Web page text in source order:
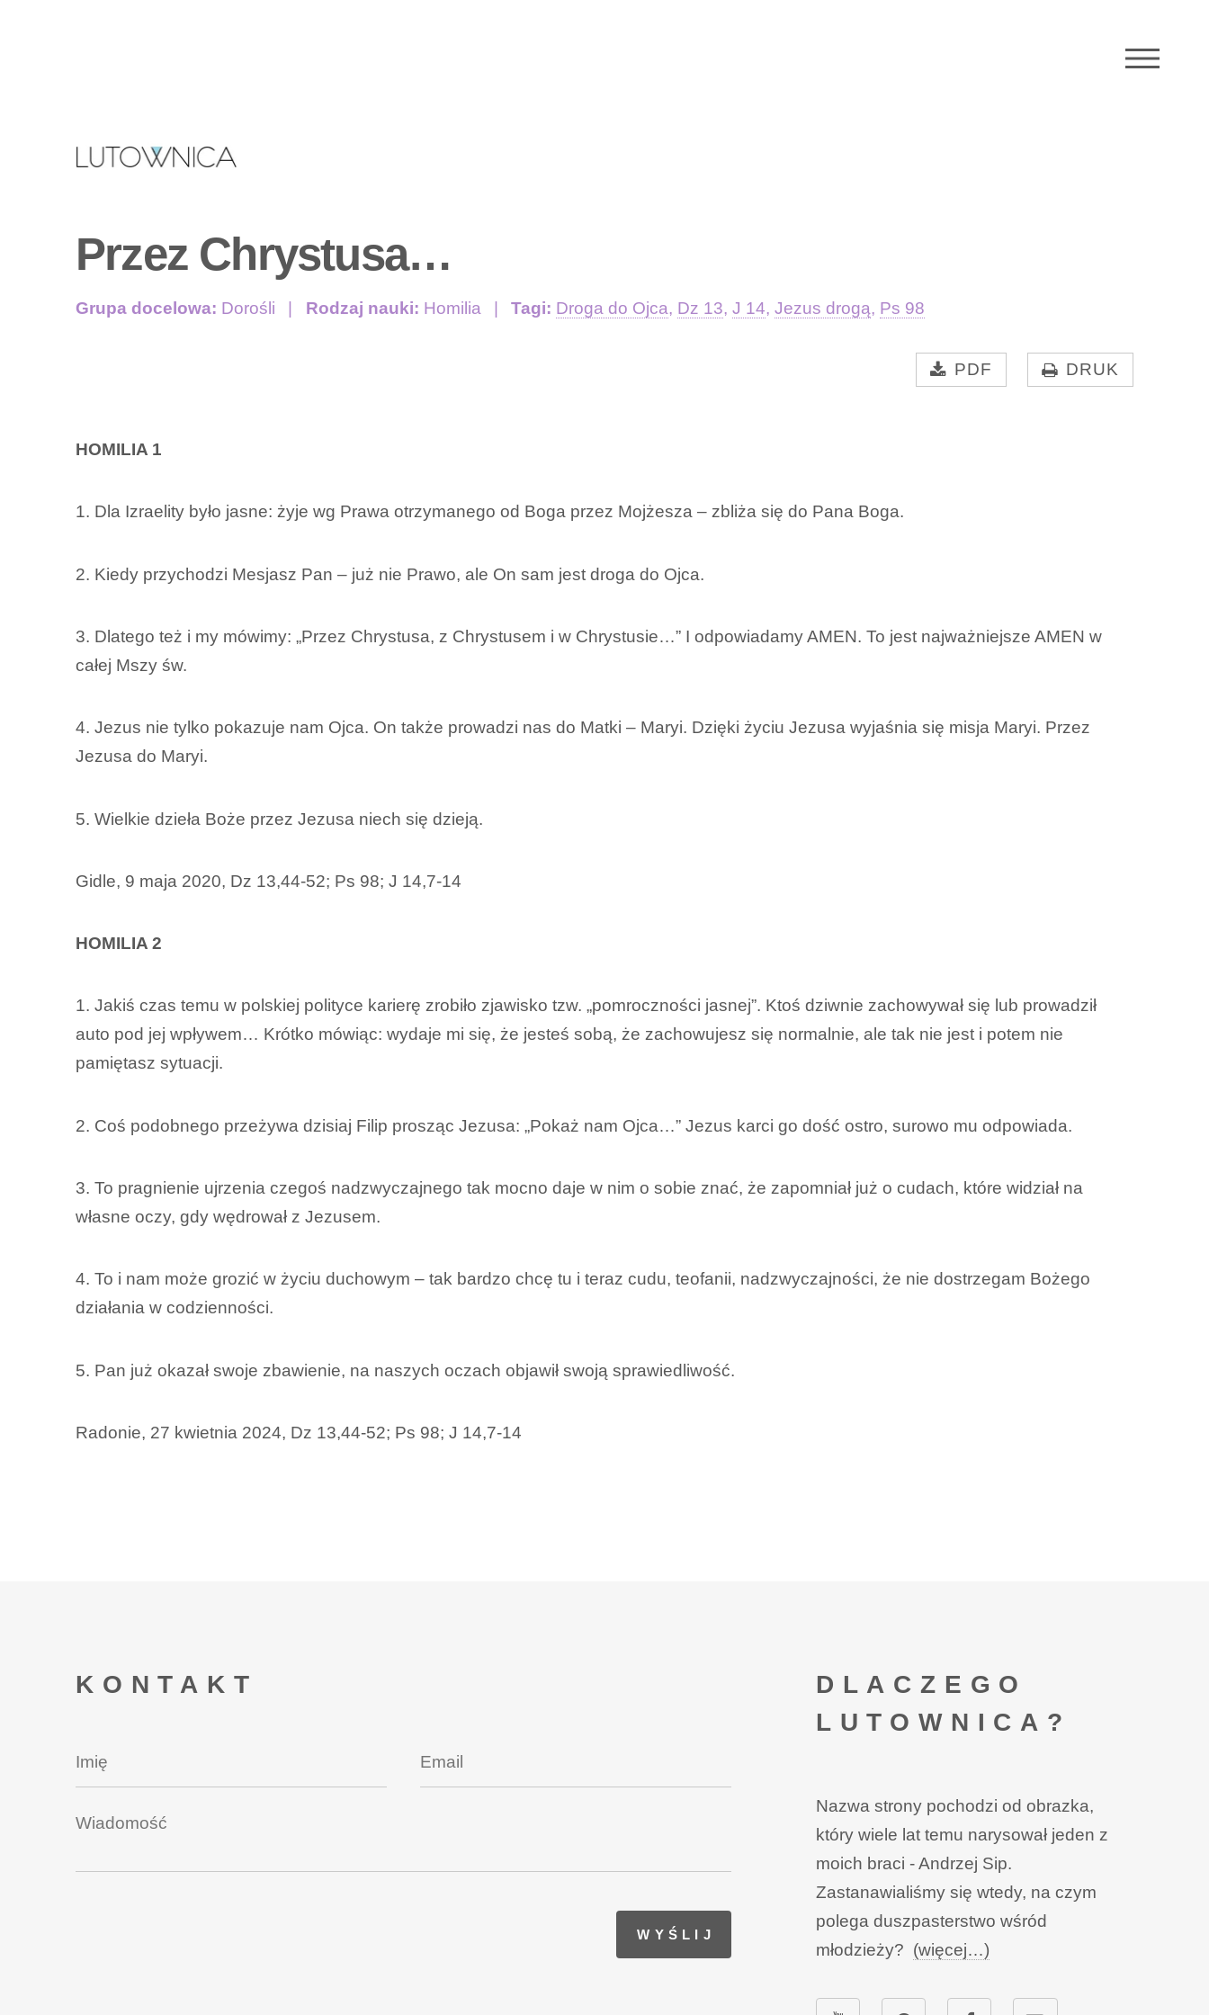
Przez Chrystusa…
Grupa docelowa: Dorośli Rodzaj nauki: Homilia Tagi: Droga do Ojca, Dz 13,J 14,Jezus drogą, Ps 98
PDF DRUK
HOMILIA 1
1. Dla Izraelity było jasne: żyje wg Prawa otrzymanego od Boga przez Mojżesza – zbliża się do Pana Boga.
2. Kiedy przychodzi Mesjasz Pan – już nie Prawo, ale On sam jest droga do Ojca.
3. Dlatego też i my mówimy: „Przez Chrystusa, z Chrystusem i w Chrystusie…” I odpowiadamy AMEN. To jest najważniejsze AMEN w
całej Mszy św.
4. Jezus nie tylko pokazuje nam Ojca. On także prowadzi nas do Matki – Maryi. Dzięki życiu Jezusa wyjaśnia się misja Maryi. Przez
Jezusa do Maryi.
5. Wielkie dzieła Boże przez Jezusa niech się dzieją.
Gidle, 9 maja 2020, Dz 13,44-52; Ps 98; J 14,7-14
HOMILIA 2
1. Jakiś czas temu w polskiej polityce karierę zrobiło zjawisko tzw. „pomroczności jasnej”. Ktoś dziwnie zachowywał się lub prowadził
auto pod jej wpływem… Krótko mówiąc: wydaje mi się, że jesteś sobą, że zachowujesz się normalnie, ale tak nie jest i potem nie
pamiętasz sytuacji.
2. Coś podobnego przeżywa dzisiaj Filip prosząc Jezusa: „Pokaż nam Ojca…” Jezus karci go dość ostro, surowo mu odpowiada.
3. To pragnienie ujrzenia czegoś nadzwyczajnego tak mocno daje w nim o sobie znać, że zapomniał już o cudach, które widział na
własne oczy, gdy wędrował z Jezusem.
4. To i nam może grozić w życiu duchowym – tak bardzo chcę tu i teraz cudu, teofanii, nadzwyczajności, że nie dostrzegam Bożego
działania w codzienności.
5. Pan już okazał swoje zbawienie, na naszych oczach objawił swoją sprawiedliwość.
Radonie, 27 kwietnia 2024, Dz 13,44-52; Ps 98; J 14,7-14
KONTAKT
DLACZEGO
LUTOWNICA?
Nazwa strony pochodzi od obrazka,
który wiele lat temu narysował jeden z
moich braci - Andrzej Sip.
Zastanawialiśmy się wtedy, na czym
polega duszpasterstwo wśród
młodzieży? (więcej…)